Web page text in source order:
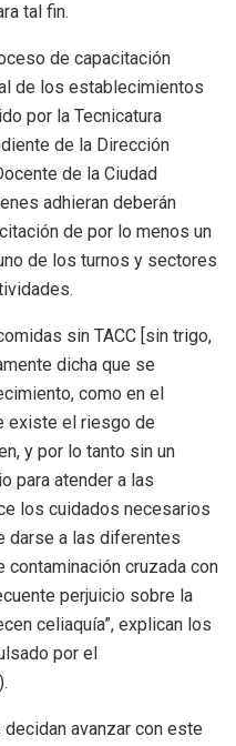
tal fin.
de capacitación
de los establecimientos
por la Tecnicatura
de la Dirección
de la Ciudad
adhieran deberán
de por lo menos un
de los turnos y sectores
sin TACC [sin trigo,
dicha que se
como en el
existe el riesgo de
y por lo tanto sin un
para atender a las
los cuidados necesarios
darse a las diferentes
cruzada con
perjuicio sobre la
celiaquía”, explican los
por el
avanzar con este